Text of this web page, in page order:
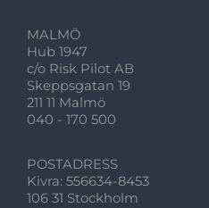
MALMÖ
Hub 1947
c/o Risk Pilot AB
Skeppsgatan 19
211 11 Malmö
040 - 170 500
POSTADRESS
Kivra: 556634-8453
106 31 Stockholm